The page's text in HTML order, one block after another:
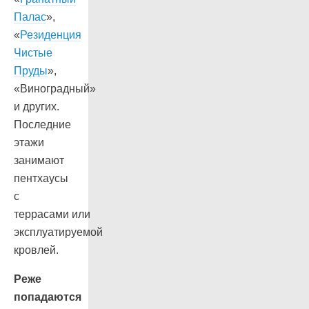
Палас»,
«Резиденция
Чистые
Пруды»,
«Виноградный»
и других.
Последние
этажи
занимают
пентхаусы
с
террасами или
эксплуатируемой
кровлей.
Реже
попадаются